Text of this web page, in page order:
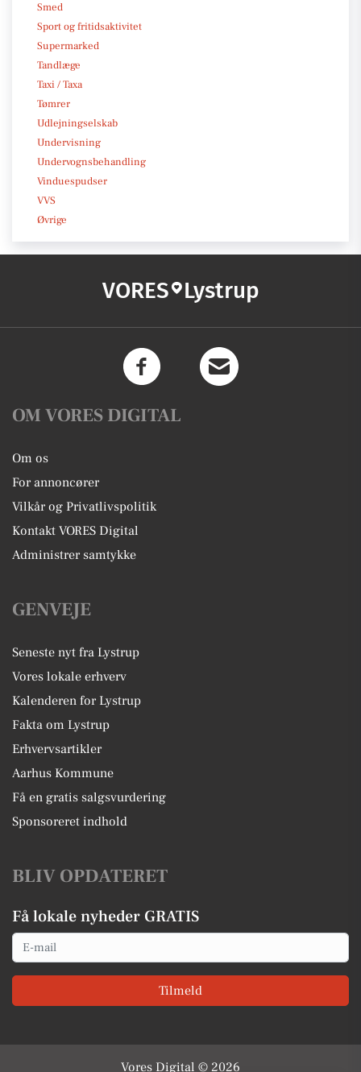
Smed
Sport og fritidsaktivitet
Supermarked
Tandlæge
Taxi / Taxa
Tømrer
Udlejningselskab
Undervisning
Undervognsbehandling
Vinduespudser
VVS
Øvrige
VORES Lystrup
OM VORES DIGITAL
Om os
For annoncører
Vilkår og Privatlivspolitik
Kontakt VORES Digital
Administrer samtykke
GENVEJE
Seneste nyt fra Lystrup
Vores lokale erhverv
Kalenderen for Lystrup
Fakta om Lystrup
Erhvervsartikler
Aarhus Kommune
Få en gratis salgsvurdering
Sponsoreret indhold
BLIV OPDATERET
Få lokale nyheder GRATIS
Email
Tilmeld
Vores Digital © 2026